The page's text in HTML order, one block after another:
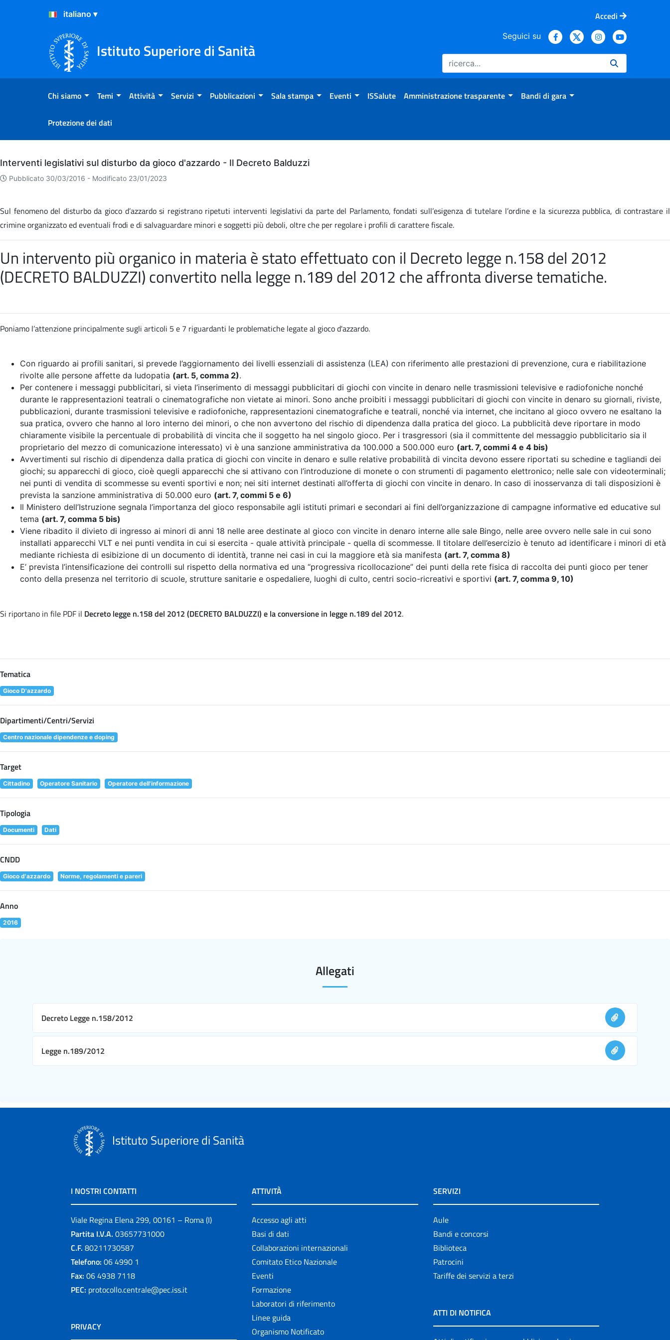
Salta al Contenuto
Salta al Footer
Accedi
Istituto Superiore di Sanità
Seguici su
Chi siamo Temi Attività Servizi Pubblicazioni Sala stampa Eventi ISSalute Amministrazione trasparente Bandi di gara
Protezione dei dati
Archivio
Interventi legislativi sul disturbo da gioco d'azzardo - Il Decreto Balduzzi
Pubblicato 30/03/2016 - Modificato 23/01/2023
Sul fenomeno del disturbo da gioco d’azzardo si registrano ripetuti interventi legislativi da parte del Parlamento, fondati sull’esigenza di tutelare l’ordine e la sicurezza pubblica, di contrastare il
crimine organizzato ed eventuali frodi e di salvaguardare minori e soggetti più deboli, oltre che per regolare i profili di carattere fiscale.
Un intervento più organico in materia è stato effettuato con il Decreto legge n.158 del 2012
(DECRETO BALDUZZI) convertito nellalegge n.189 del 2012 che affronta diverse tematiche.
Poniamo l’attenzione principalmente sugli articoli 5 e 7 riguardanti le problematiche legate al gioco d'azzardo.
Con riguardo ai profili sanitari, si prevede l’aggiornamento dei livelli essenziali di assistenza (LEA) con riferimento alle prestazioni di prevenzione, cura e riabilitazione
rivolte alle persone affette da ludopatia (art. 5, comma 2).
Per contenere i messaggi pubblicitari, si vieta l’inserimento di messaggi pubblicitari di giochi con vincite in denaro nelle trasmissioni televisive e radiofoniche nonché
durante le rappresentazioni teatrali o cinematografiche non vietate ai minori. Sono anche proibiti i messaggi pubblicitari di giochi con vincite in denaro su giornali, riviste,
pubblicazioni, durante trasmissioni televisive e radiofoniche, rappresentazioni cinematografiche e teatrali, nonché via internet, che incitano al gioco ovvero ne esaltano la
sua pratica, ovvero che hanno al loro interno dei minori, o che non avvertono del rischio di dipendenza dalla pratica del gioco. La pubblicità deve riportare in modo
chiaramente visibile la percentuale di probabilità di vincita che il soggetto ha nel singolo gioco. Per i trasgressori (sia il committente del messaggio pubblicitario sia il
proprietario del mezzo di comunicazione interessato) vi è una sanzione amministrativa da 100.000 a 500.000 euro (art. 7, commi 4 e 4 bis)
Avvertimenti sul rischio di dipendenza dalla pratica di giochi con vincite in denaro e sulle relative probabilità di vincita devono essere riportati su schedine e tagliandi dei
giochi; su apparecchi di gioco, cioè quegli apparecchi che si attivano con l’introduzione di monete o con strumenti di pagamento elettronico; nelle sale con videoterminali;
nei punti di vendita di scommesse su eventi sportivi e non; nei siti internet destinati all’offerta di giochi con vincite in denaro. In caso di inosservanza di tali disposizioni è
prevista la sanzione amministrativa di 50.000 euro (art. 7, commi 5 e 6)
Il Ministero dell’Istruzione segnala l’importanza del gioco responsabile agli istituti primari e secondari ai fini dell’organizzazione di campagne informative ed educative sul
tema (art. 7, comma 5 bis)
Viene ribadito il divieto di ingresso ai minori di anni 18 nelle aree destinate al gioco con vincite in denaro interne alle sale Bingo, nelle aree ovvero nelle sale in cui sono
installati apparecchi VLT e nei punti vendita in cui si esercita - quale attività principale - quella di scommesse. Il titolare dell’esercizio è tenuto ad identificare i minori di età
mediante richiesta di esibizione di un documento di identità, tranne nei casi in cui la maggiore età sia manifesta (art. 7, comma 8)
E’ prevista l’intensificazione dei controlli sul rispetto della normativa ed una “progressiva ricollocazione” dei punti della rete fisica di raccolta dei punti gioco per tener
conto della presenza nel territorio di scuole, strutture sanitarie e ospedaliere, luoghi di culto, centri socio-ricreativi e sportivi (art. 7, comma 9, 10)
Si riportano in file PDF il Decreto legge n.158 del 2012 (DECRETO BALDUZZI) e la conversione in legge n.189 del 2012.
Tematica
Gioco D'azzardo
Dipartimenti/Centri/Servizi
Centro nazionale dipendenze e doping
Target
Cittadino Operatore Sanitario Operatore dell'informazione
Tipologia
Documenti Dati
CNDD
Gioco d'azzardo Norme, regolamenti e pareri
Anno
2016
Allegati
Decreto Legge n.158/2012
Legge n.189/2012
Istituto Superiore di Sanità
I NOSTRI CONTATTI
Viale Regina Elena 299, 00161 – Roma (I)
Partita I.V.A. 03657731000
C.F. 80211730587
Telefono: 06 4990 1
Fax: 06 4938 7118
PEC: protocollo.centrale@pec.iss.it
PRIVACY
ATTIVITÀ
Accesso agli atti
Basi di dati
Collaborazioni internazionali
Comitato Etico Nazionale
Eventi
Formazione
Laboratori di riferimento
Linee guida
Organismo Notificato
SERVIZI
Aule
Bandi e concorsi
Biblioteca
Patrocini
Tariffe dei servizi a terzi
ATTI DI NOTIFICA